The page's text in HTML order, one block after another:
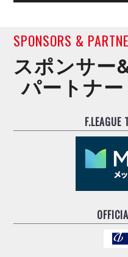
SPONSORS &
スポンサー
パートナー
F.LEAGUE